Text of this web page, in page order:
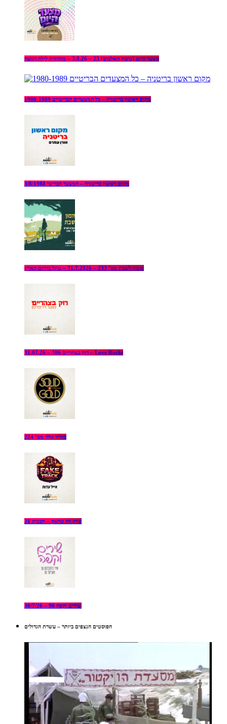
מצעד היום (גרסת האלבום) 23 – 3.8.26 – מהדורת לילה רגועה
מקום ראשון בריטניה – כל המצעדים הבריטיים 1980-1989
מקום ראשון בריטניה – המצעד הבריטי 3/8/1988
פזמון לשבת מס’ 233 – 31.7.2026 – טיול בדרום הארץ
רוק בצהריים 306 – 31.07.26 – Love Rocks
סוליד גולד מס’ 224
פייק דה טראק – תכנית 21
שירים וקפה 90 – 30/7/26
הפוסטים הנצפים ביותר – עשרת הגדולים